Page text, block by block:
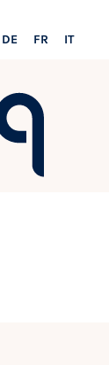
DE FR IT